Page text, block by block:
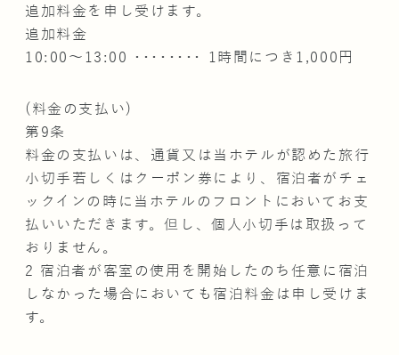
追加料金を申し受けます。
追加料金
10:00～13:00 ････････ 1時間につき1,000円
(料金の支払い)
第9条
料金の支払いは、通貨又は当ホテルが認めた旅行
小切手若しくはクーポン券により、宿泊者がチェ
ックインの時に当ホテルのフロントにおいてお支
払いいただきます。但し、個人小切手は取扱って
おりません。
2 宿泊者が客室の使用を開始したのち任意に宿泊
しなかった場合においても宿泊料金は申し受けま
す。